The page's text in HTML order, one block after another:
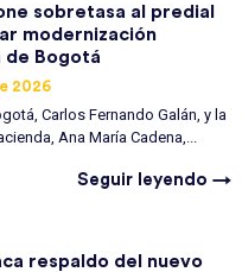
sobretasa al predial
modernización
de Bogotá
2026
Carlos Fernando Galán, y la
Ana María Cadena,...
Seguir leyendo →
respaldo del nuevo